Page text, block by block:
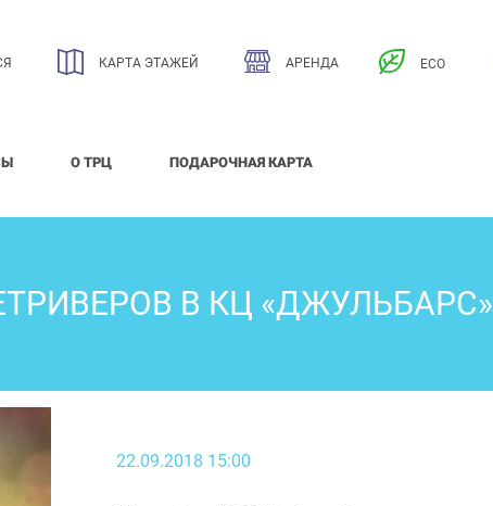
КАРТА ЭТАЖЕЙ АРЕНДА ECO
О ТРЦ ПОДАРОЧНАЯ КАРТА
В КЦ «ДЖУЛЬБАРС»
22.09.2018 15:00